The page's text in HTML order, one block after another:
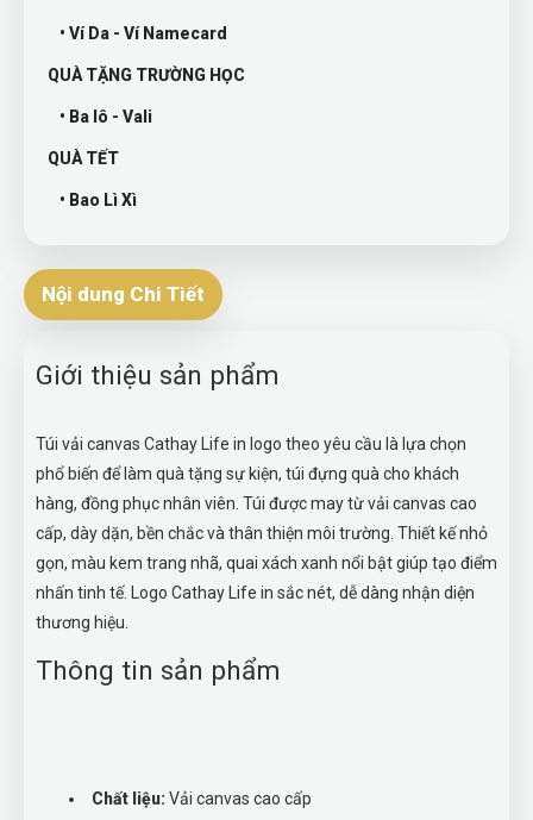
• Ví Da - Ví Namecard
QUÀ TẶNG TRƯỜNG HỌC
• Ba lô - Vali
QUÀ TẾT
• Bao Lì Xì
Nội dung Chi Tiết
Giới thiệu sản phẩm
Túi vải canvas Cathay Life in logo theo yêu cầu là lựa chọn
phổ biến để làm quà tặng sự kiện, túi đựng quà cho khách
hàng, đồng phục nhân viên. Túi được may từ vải canvas cao
cấp, dày dặn, bền chắc và thân thiện môi trường. Thiết kế nhỏ
gọn, màu kem trang nhã, quai xách xanh nổi bật giúp tạo điểm
nhấn tinh tế. Logo Cathay Life in sắc nét, dễ dàng nhận diện
thương hiệu.
Thông tin sản phẩm
Chất liệu: Vải canvas cao cấp